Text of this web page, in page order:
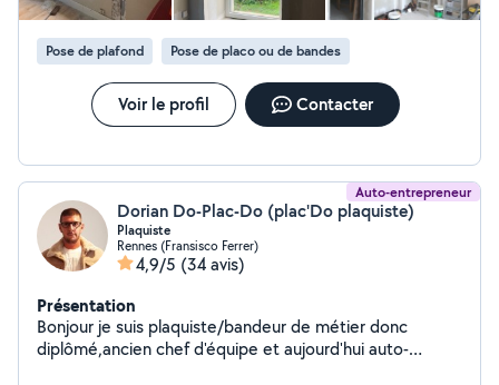
Pose de plafond Pose de placo ou de bandes
Voir le profil Contacter
Auto-entrepreneur
Dorian Do-Plac-Do (plac'Do plaquiste)
Plaquiste
Rennes (Fransisco Ferrer)
4,9/5 (34 avis)
Présentation
Bonjour je suis plaquiste/bandeur de métier donc
diplômé,ancien chef d'équipe et aujourd'hui auto-